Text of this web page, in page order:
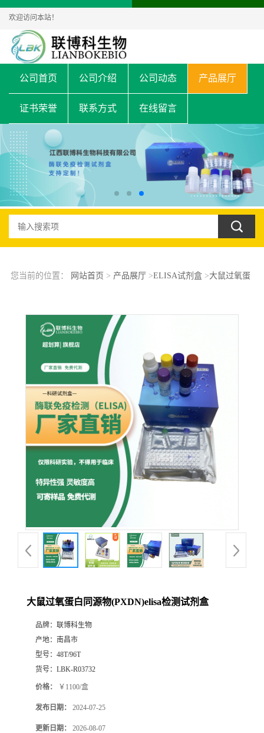
欢迎访问本站！
公司首页 公司介绍 公司动态 产品展厅
证书荣誉 联系方式 在线留言
您当前的位置： 网站首页 > 产品展厅 >ELISA试剂盒>大鼠过氧蛋
大鼠过氧蛋白同源物(PXDN)elisa检测试剂盒
品牌： 联博科生物
产地： 南昌市
型号： 48T/96T
货号： LBK-R03732
价格： ￥1100/盒
发布日期： 2024-07-25
更新日期： 2026-08-07